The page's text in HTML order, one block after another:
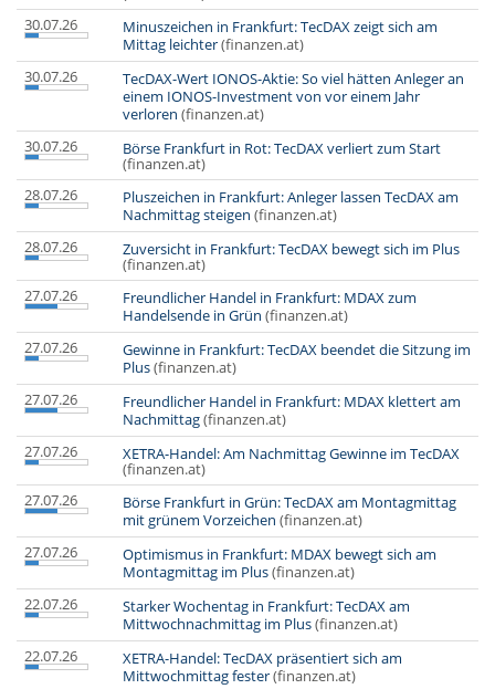
30.07.26
Minuszeichen in Frankfurt: TecDAX zeigt sich am
Mittag leichter(finanzen.at)
30.07.26
TecDAX-Wert IONOS-Aktie: So viel hätten Anleger an
einem IONOS-Investment von vor einem Jahr
verloren (finanzen.at)
30.07.26
Börse Frankfurt in Rot: TecDAX verliert zum Start
(finanzen.at)
28.07.26
Pluszeichen in Frankfurt: Anleger lassen TecDAX am
Nachmittag steigen (finanzen.at)
28.07.26
Zuversicht in Frankfurt: TecDAX bewegt sich im Plus
(finanzen.at)
27.07.26
Freundlicher Handel in Frankfurt: MDAX zum
Handelsende in Grün (finanzen.at)
27.07.26
Gewinne in Frankfurt: TecDAX beendet die Sitzung im
Plus(finanzen.at)
27.07.26
Freundlicher Handel in Frankfurt: MDAX klettert am
Nachmittag(finanzen.at)
27.07.26
XETRA-Handel: Am Nachmittag Gewinne im TecDAX
(finanzen.at)
27.07.26
Börse Frankfurt in Grün: TecDAX am Montagmittag
mit grünem Vorzeichen (finanzen.at)
27.07.26
Optimismus in Frankfurt: MDAX bewegt sich am
Montagmittag im Plus(finanzen.at)
22.07.26
Starker Wochentag in Frankfurt: TecDAX am
Mittwochnachmittag im Plus(finanzen.at)
22.07.26
XETRA-Handel: TecDAX präsentiert sich am
Mittwochmittag fester(finanzen.at)